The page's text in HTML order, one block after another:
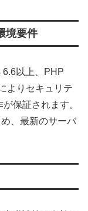
境要件
6.6以上、PHP
よりセキュリテ
保証されます。
、最新のサーバ